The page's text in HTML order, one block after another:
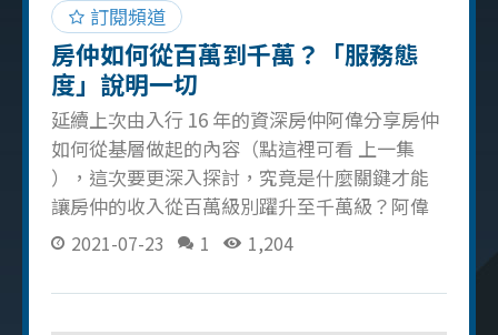
訂閱頻道
房仲如何從百萬到千萬？「服務態
度」說明一切
延續上次由入行 16 年的資深房仲阿偉分享房仲
如何從基層做起的內容（點這裡可看 上一集
），這次要更深入探討，究竟是什麼關鍵才能
讓房仲的收入從百萬級別躍升至千萬級？阿偉
將以他多年的經驗告訴我們，「服務態度」正
是這一切的答案！ 從百萬邁向千萬的基石 資深
房仲阿偉強調，服務態度絕非空談，而是實實
2021-07-23 1 1,204